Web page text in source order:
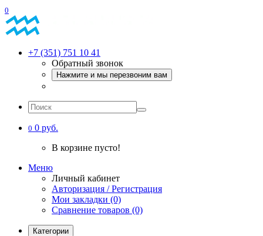
0
+7 (351) 751 10 41
Обратный звонок
Нажмите и мы перезвоним вам
0 0 руб.
В корзине пусто!
Меню
Личный кабинет
Авторизация / Регистрация
Мои закладки (0)
Сравнение товаров (0)
Категории